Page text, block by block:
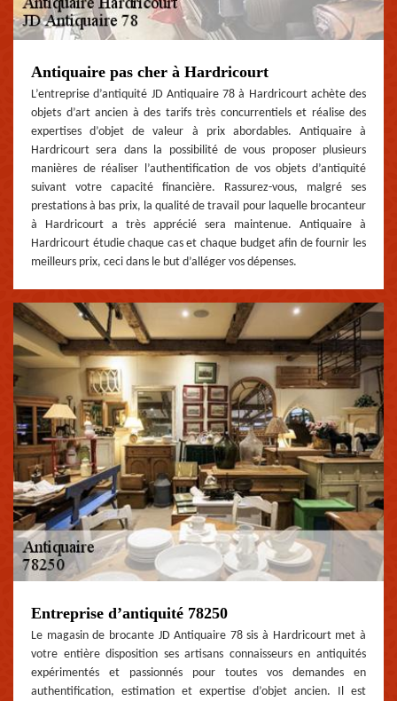
Antiquaire pas cher à Hardricourt
L’entreprise d’antiquité JD Antiquaire 78 à Hardricourt achète des
objets d’art ancien à des tarifs très concurrentiels et réalise des
expertises d’objet de valeur à prix abordables. Antiquaire à
Hardricourt sera dans la possibilité de vous proposer plusieurs
manières de réaliser l’authentification de vos objets d’antiquité
suivant votre capacité financière. Rassurez-vous, malgré ses
prestations à bas prix, la qualité de travail pour laquelle brocanteur
à Hardricourt a très apprécié sera maintenue. Antiquaire à
Hardricourt étudie chaque cas et chaque budget afin de fournir les
meilleurs prix, ceci dans le but d’alléger vos dépenses.
Entreprise d’antiquité 78250
Le magasin de brocante JD Antiquaire 78 sis à Hardricourt met à
votre entière disposition ses artisans connaisseurs en antiquités
expérimentés et passionnés pour toutes vos demandes en
authentification, estimation et expertise d’objet ancien. Il est